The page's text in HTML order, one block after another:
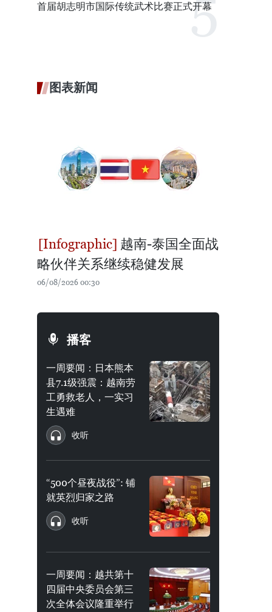
首届胡志明市国际传统武术比赛正式开幕
图表新闻
越南-泰国全面战
略伙伴关系继续稳健发展
06/08/2026 00:30
播客
一周要闻：日本熊本
县7.1级强震：越南劳
工勇救老人，一实习
生遇难
收听
“500个昼夜战役”: 铺
就英烈归家之路
收听
一周要闻：越共第十
四届中央委员会第三
次全体会议隆重举行